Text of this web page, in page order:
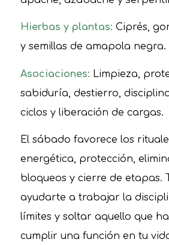
Hierbas y plantas: Ciprés,
y semillas de amapola negra.
Asociaciones: Limpieza,
sabiduría, destierro,
ciclos y liberación de cargas.
El sábado favorece los
energética, protección,
bloqueos y cierre de etapas.
ayudarte a trabajar la
límites y soltar aquello que
cumplir una función en tu